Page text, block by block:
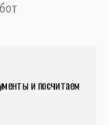
и посчитаем